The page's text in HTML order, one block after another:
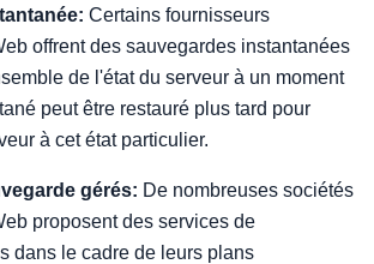
Certains fournisseurs
offrent des sauvegardes instantanées
de l'état du serveur à un moment
peut être restauré plus tard pour
à cet état particulier.
gérés: De nombreuses sociétés
proposent des services de
dans le cadre de leurs plans